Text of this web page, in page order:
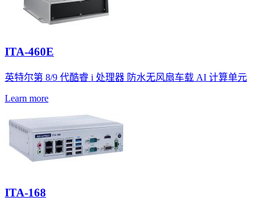
ITA-460E
英特尔第 8/9 代酷睿 i 处理器 防水无风扇车载 AI 计算单元
Learn more
ITA-168